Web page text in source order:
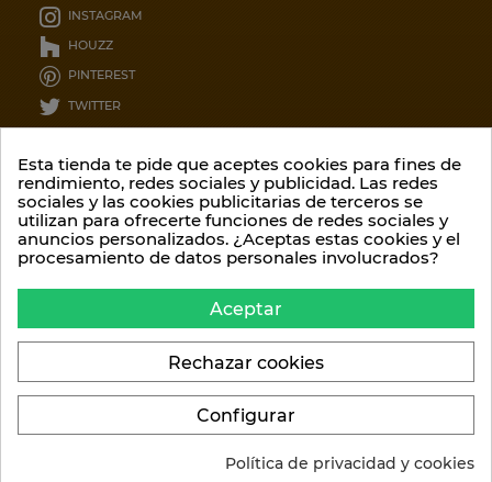
INSTAGRAM
HOUZZ
PINTEREST
TWITTER
CONTÁCTENOS
Garcia lorca 12, 8ºC
36209 - Pontevedra
Contáctenos por teléfono::
(34) 986 20 75 52
info@climalis.com
Esta tienda te pide que aceptes cookies para fines de
rendimiento, redes sociales y publicidad. Las redes
sociales y las cookies publicitarias de terceros se
utilizan para ofrecerte funciones de redes sociales y
anuncios personalizados. ¿Aceptas estas cookies y el
procesamiento de datos personales involucrados?
Aceptar
Rechazar cookies
Configurar
Política de privacidad y cookies